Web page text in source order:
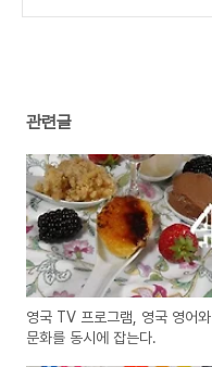
관련글
영국 TV 프로그램, 영국 영어와
문화를 동시에 잡는다.